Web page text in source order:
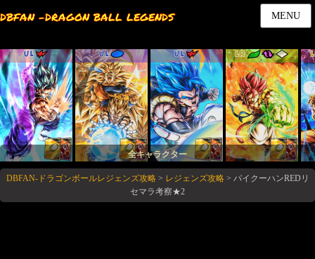
DBFAN -DRAGON BALL LEGENDS MENU
UL UL UL LR
全キャラクター
DBFAN-ドラゴンボールレジェンズ攻略> レジェンズ攻略> パイクーハンREDリ
セマラ考察★2